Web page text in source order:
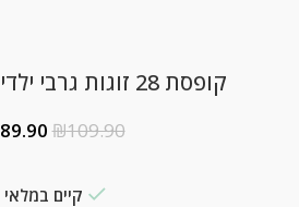
קופסת 28 זוגות גרבי ילדים, צבע שחור
₪109.90
89.90
קיים במלאי